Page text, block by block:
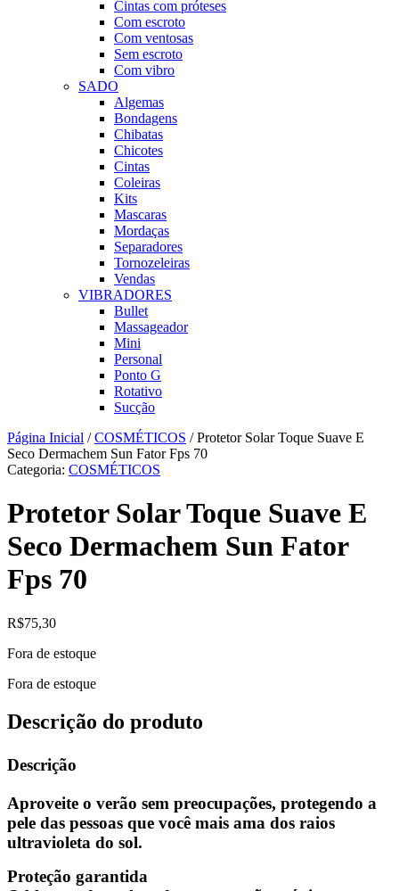
Cintas com próteses
Com escroto
Com ventosas
Sem escroto
Com vibro
SADO
Algemas
Bondagens
Chibatas
Chicotes
Cintas
Coleiras
Kits
Mascaras
Mordaças
Separadores
Tornozeleiras
Vendas
VIBRADORES
Bullet
Massageador
Mini
Personal
Ponto G
Rotativo
Sucção
Página Inicial /COSMÉTICOS / Protetor Solar Toque Suave E
Seco Dermachem Sun Fator Fps 70
Categoria: COSMÉTICOS
Protetor Solar Toque Suave E
Seco Dermachem Sun Fator
Fps 70
R$75,30
Fora de estoque
Fora de estoque
Descrição do produto
Descrição
Aproveite o verão sem preocupações, protegendo a
pele das pessoas que você mais ama dos raios
ultravioleta do sol.
Proteção garantida